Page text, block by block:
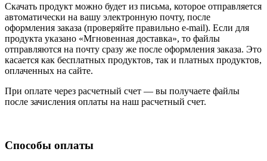
Скачать продукт можно будет из письма, которое отправляется
автоматически на вашу электронную почту, после
оформления заказа (проверяйте правильно e-mail). Если для
продукта указано «Мгновенная доставка», то файлы
отправляются на почту сразу же после оформления заказа. Это
касается как бесплатных продуктов, так и платных продуктов,
оплаченных на сайте.
При оплате через расчетный счет — вы получаете файлы
после зачисления оплаты на наш расчетный счет.
Способы оплаты